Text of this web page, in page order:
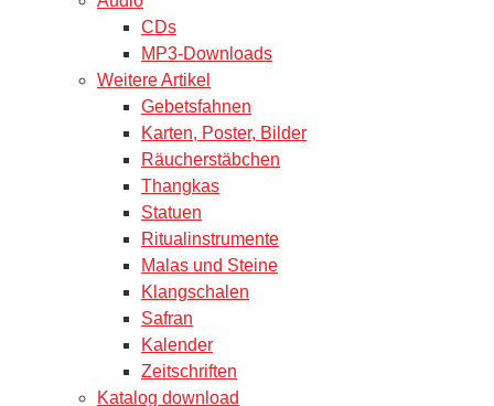
CDs
MP3-Downloads
Weitere Artikel
Gebetsfahnen
Karten, Poster, Bilder
Räucherstäbchen
Thangkas
Statuen
Ritualinstrumente
Malas und Steine
Klangschalen
Safran
Kalender
Zeitschriften
Katalog download